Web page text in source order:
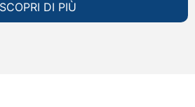
SCOPRI DI PIÙ